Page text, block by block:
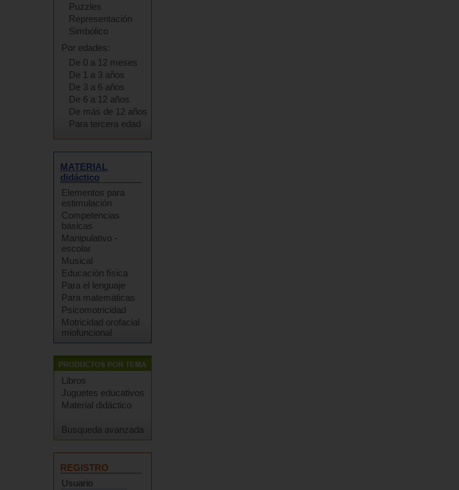
Puzzles
Representación
Simbólico
Por edades:
De 0 a 12 meses
De 1 a 3 años
De 3 a 6 años
De 6 a 12 años
De más de 12 años
Para tercera edad
MATERIAL
didáctico
Elementos para
estimulación
Competencias
básicas
Manipulativo -
escolar
Musical
Educación física
Para el lenguaje
Para matemáticas
Psicomotricidad
Motricidad orofacial
miofuncional
Libros
Juguetes educativos
Material didáctico
Busqueda avanzada
REGISTRO
Usuario